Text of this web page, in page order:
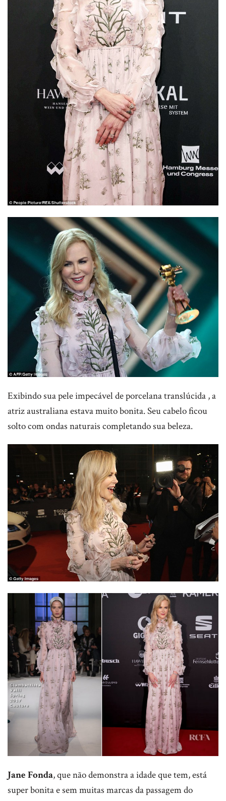
Exibindo sua pele impecável de porcelana translúcida , a
atriz australiana estava muito bonita. Seu cabelo ficou
solto com ondas naturais completando sua beleza.
Jane Fonda, que não demonstra a idade que tem, está
super bonita e sem muitas marcas da passagem do